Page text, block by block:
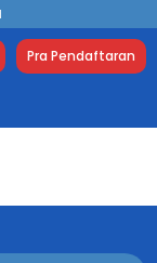
Pra Pendaftaran